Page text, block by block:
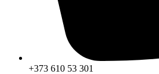
+373 610 53 301